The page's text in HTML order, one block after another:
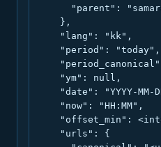
"parent":
    },
    "lang": "kk",
    "period": "today",
    "ym": null,
"date": "YYYY-MM-
    "now": "HH:MM",
"offset_min":
    "urls": {